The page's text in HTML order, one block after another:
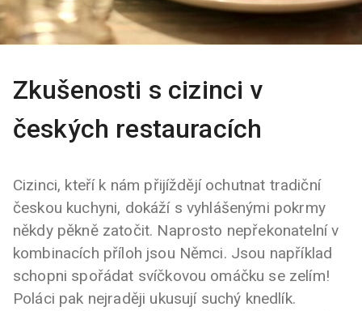
Zkušenosti s cizinci v
českých restauracích
Cizinci, kteří k nám přijíždějí ochutnat tradiční
českou kuchyni, dokáží s vyhlášenými pokrmy
někdy pěkně zatočit. Naprosto nepřekonatelní v
kombinacích příloh jsou Němci. Jsou například
schopni spořádat svíčkovou omáčku se zelím!
Poláci pak nejraději ukusují suchý knedlík.